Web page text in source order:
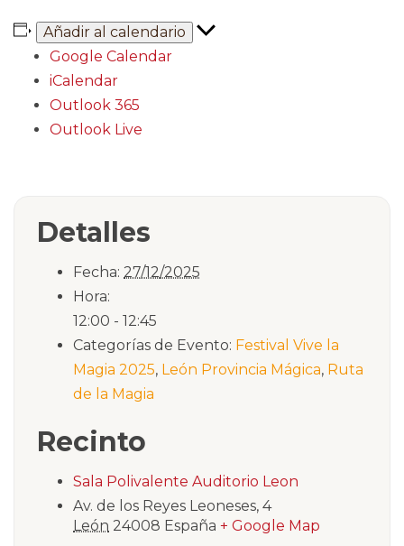
Añadir al calendario
Google Calendar
iCalendar
Outlook 365
Outlook Live
Detalles
Fecha: 27/12/2025
Hora:
12:00 - 12:45
Categorías de Evento: Festival Vive la
Magia 2025, León Provincia Mágica, Ruta
de la Magia
Recinto
Sala Polivalente Auditorio Leon
Av. de los Reyes Leoneses, 4
León 24008 España + Google Map